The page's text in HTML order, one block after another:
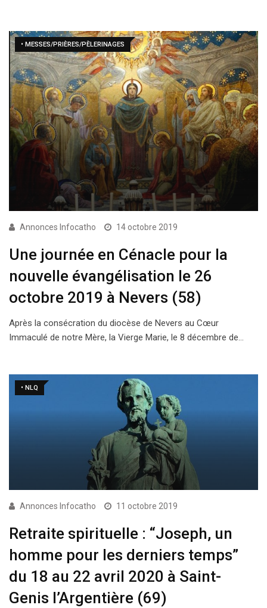
• MESSES/PRIÈRES/PÈLERINAGES
Annonces Infocatho 14 octobre 2019
Une journée en Cénacle pour la
nouvelle évangélisation le 26
octobre 2019 à Nevers (58)
Après la consécration du diocèse de Nevers au Cœur
Immaculé de notre Mère, la Vierge Marie, le 8 décembre de…
• NLQ
Annonces Infocatho 11 octobre 2019
Retraite spirituelle : “Joseph, un
homme pour les derniers temps”
du 18 au 22 avril 2020 à Saint-
Genis l’Argentière (69)